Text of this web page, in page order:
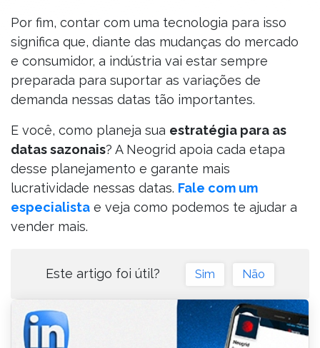
Por fim, contar com uma tecnologia para isso
significa que, diante das mudanças do mercado
e consumidor, a indústria vai estar sempre
preparada para suportar as variações de
demanda nessas datas tão importantes.
E você, como planeja sua estratégia para as
datas sazonais? A Neogrid apoia cada etapa
desse planejamento e garante mais
lucratividade nessas datas. Fale com um
especialista e veja como podemos te ajudar a
vender mais.
Este artigo foi útil? Sim Não